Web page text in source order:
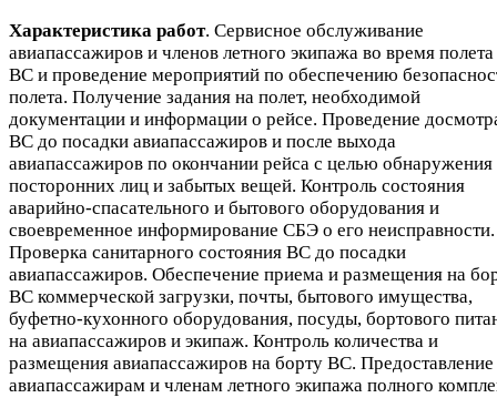
Характеристика работ. Сервисное обслуживание
авиапассажиров и членов летного экипажа во время
ВС и проведение мероприятий по обеспечению
полета. Получение задания на полет, необходимой
документации и информации о рейсе. Проведение
ВС до посадки авиапассажиров и после выхода
авиапассажиров по окончании рейса с целью обнаружения
посторонних лиц и забытых вещей. Контроль состояния
аварийно-спасательного и бытового оборудования и
своевременное информирование СБЭ о его неисправности.
Проверка санитарного состояния ВС до посадки
авиапассажиров. Обеспечение приема и размещения на
ВС коммерческой загрузки, почты, бытового имущества,
буфетно-кухонного оборудования, посуды, бортового
на авиапассажиров и экипаж. Контроль количества и
размещения авиапассажиров на борту ВС. Предоставление
авиапассажирам и членам летного экипажа полного